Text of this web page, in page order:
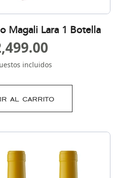
Magali Lara 1 Botella
incluidos
al carrito